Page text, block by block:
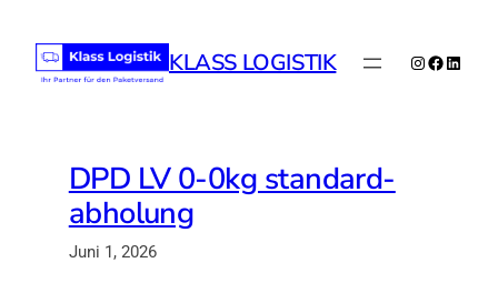
Inhalt
springen
KLASS LOGISTIK Instagram
DPD LV 0-0kg standard-
abholung
Juni 1, 2026